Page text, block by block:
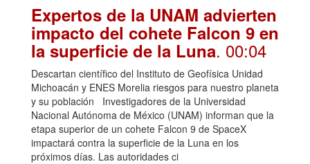
Expertos de la UNAM advierten
impacto del cohete Falcon 9 en
la superficie de la Luna. 00:04
Descartan científico del Instituto de Geofísica Unidad
Michoacán y ENES Morelia riesgos para nuestro planeta
y su población Investigadores de la Universidad
Nacional Autónoma de México (UNAM) informan que la
etapa superior de un cohete Falcon 9 de SpaceX
impactará contra la superficie de la Luna en los
próximos días. Las autoridades ci